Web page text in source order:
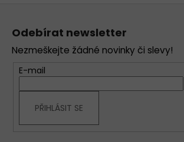
Odebírat newsletter
Nezmeškejte žádné novinky či slevy!
E-mail
PŘIHLÁSIT SE